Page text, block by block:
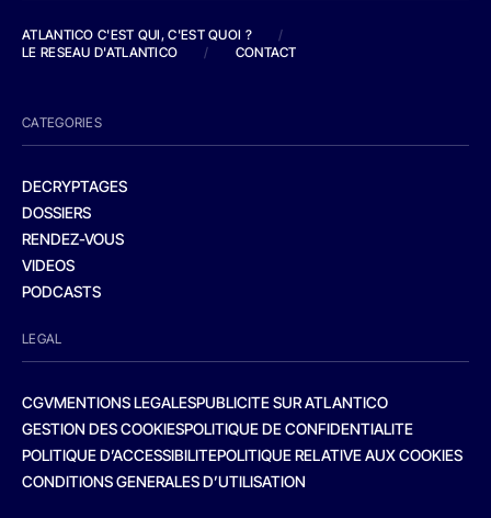
ATLANTICO C'EST QUI, C'EST QUOI ?
/
LE RESEAU D'ATLANTICO
/ CONTACT
CATEGORIES
DECRYPTAGES
DOSSIERS
RENDEZ-VOUS
VIDEOS
PODCASTS
LEGAL
CGVMENTIONS LEGALESPUBLICITE SUR ATLANTICO
GESTION DES COOKIESPOLITIQUE DE CONFIDENTIALITE
POLITIQUE D’ACCESSIBILITEPOLITIQUE RELATIVE AUX COOKIES
CONDITIONS GENERALES D’UTILISATION